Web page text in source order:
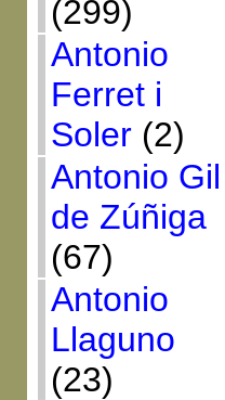
(299)
Antonio
Ferret i
Soler(2)
Antonio Gil
de Zúñiga
(67)
Antonio
Llaguno
(23)